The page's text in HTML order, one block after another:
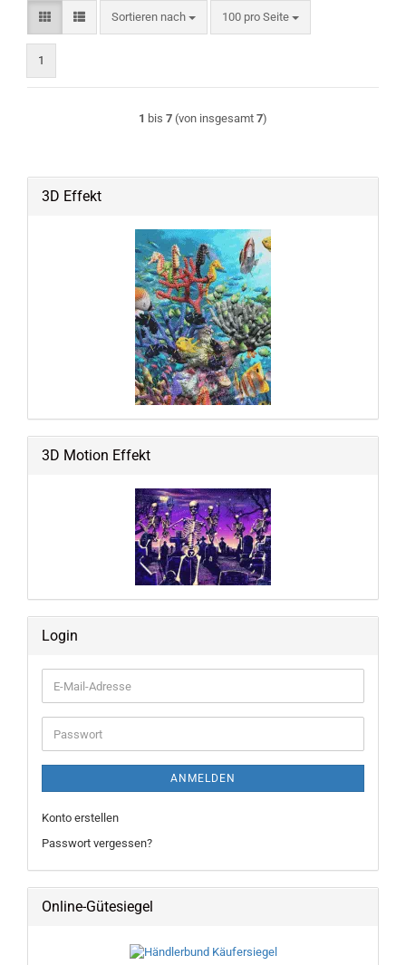
Sortieren nach
Sortieren nach 100 pro Seite
pro Seite
1
1 bis 7 (von insgesamt 7)
3D Effekt
3D Motion Effekt
Login
E-
Mail-
Adresse
Passwort
ANMELDEN
Konto erstellen
Passwort vergessen?
Online-Gütesiegel